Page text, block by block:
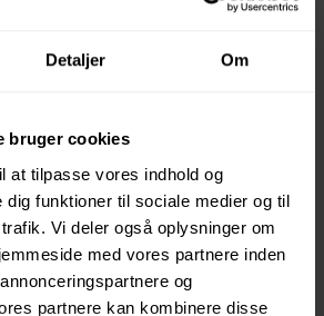
Detaljer Om
bruger cookies
at tilpasse vores indhold og
dig funktioner til sociale medier og til
Vi deler også oplysninger om
med vores partnere inden
og
partnere kan kombinere disse
|
voksne | Arica | BECO
Specifikationer